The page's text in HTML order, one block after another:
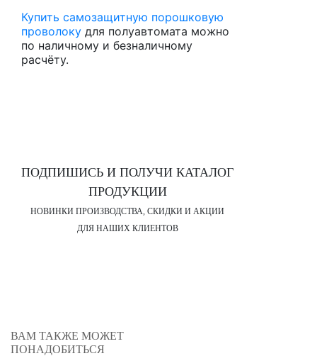
Купить самозащитную порошковую
проволоку для полуавтомата можно
по наличному и безналичному
расчёту.
ПОДПИШИСЬ И ПОЛУЧИ КАТАЛОГ
ПРОДУКЦИИ
НОВИНКИ ПРОИЗВОДСТВА, СКИДКИ И АКЦИИ
ДЛЯ НАШИХ КЛИЕНТОВ
ВАМ ТАКЖЕ МОЖЕТ
ПОНАДОБИТЬСЯ